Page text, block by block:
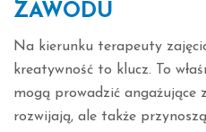
ZAWODU
Na kierunku terapeuty
kreatywność to klucz. To
mogą prowadzić angażujące
rozwijają, ale także